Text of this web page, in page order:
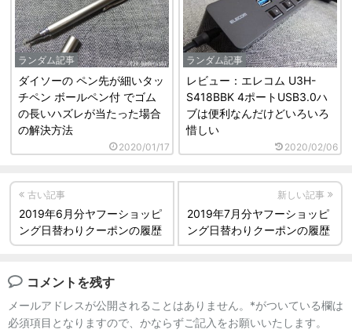
ランダム記事
ダイソーの ペン先が細いタッ
チペン ボールペン付 でゴム
の長いハズレが当たった場合
の解決方法
2020/01/17
ランダム記事
レビュー：エレコム U3H-
S418BBK 4ポートUSB3.0ハ
ブは便利なんだけどいろいろ
惜しい
2020/02/06
古い記事
2019年6月分ヤフーショッピ
ング日替わりクーポンの履歴
新しい記事
2019年7月分ヤフーショッピ
ング日替わりクーポンの履歴
コメントを残す
メールアドレスが公開されることはありません。*がついている欄は
必須項目となりますので、かならずご記入をお願いいたします。